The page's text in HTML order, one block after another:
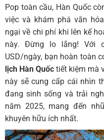
Pop toàn cầu, Hàn Quốc
việc và khám phá văn
ngại về chi phí khi lên kế
này. Đừng lo lắng! Với
USD/ngày, bạn hoàn toàn
lịch Hàn Quốc tiết kiệm mà
này sẽ cung cấp cái nhìn
đang sinh sống và trải
năm 2025, mang đến
khuyên hữu ích nhất.